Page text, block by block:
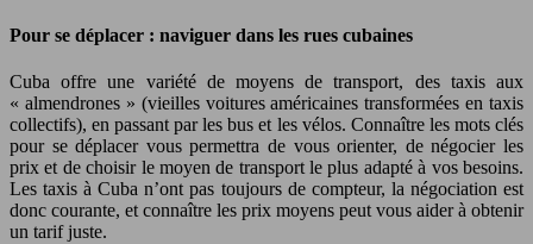
Pour se déplacer : naviguer dans les rues cubaines
Cuba offre une variété de moyens de transport, des taxis aux
« almendrones » (vieilles voitures américaines transformées en taxis
collectifs), en passant par les bus et les vélos. Connaître les mots clés
pour se déplacer vous permettra de vous orienter, de négocier les
prix et de choisir le moyen de transport le plus adapté à vos besoins.
Les taxis à Cuba n’ont pas toujours de compteur, la négociation est
donc courante, et connaître les prix moyens peut vous aider à obtenir
un tarif juste.